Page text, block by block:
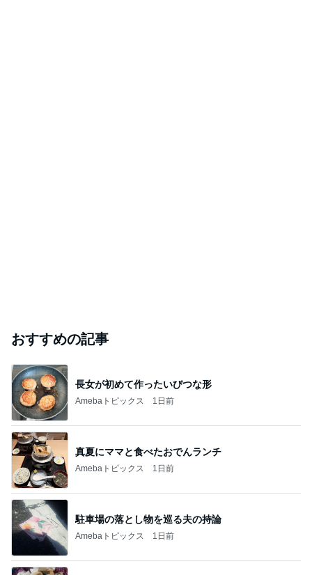
おすすめの記事
長女が初めて作ったいびつな形
Amebaトピックス 1日前
真夏にママと食べたおでんランチ
Amebaトピックス 1日前
駐車場の落とし物を巡る夫の持論
Amebaトピックス 1日前